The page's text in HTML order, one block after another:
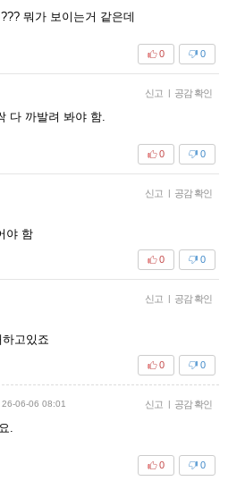
뭐가 보이는거 같은데
0
0
신고 | 공감 확인
다 까발려 봐야 함.
0
0
신고 | 공감 확인
야 함
0
0
신고 | 공감 확인
고있죠
0
0
26-06-06 08:01 신고 | 공감 확인
.
0
0